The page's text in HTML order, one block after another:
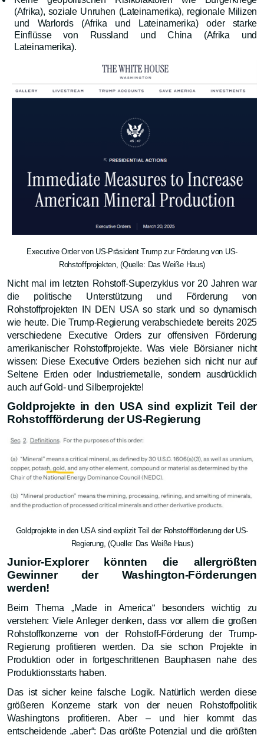
(Afrika), soziale Unruhen (Lateinamerika), regionale Milizen
und Warlords (Afrika und Lateinamerika) oder starke
Einflüsse von Russland und China (Afrika und
Lateinamerika).
Executive Order von US-Präsident Trump zur Förderung von US-
Rohstoffprojekten, (Quelle: Das Weiße Haus)
Nicht mal im letzten Rohstoff-Superzyklus vor 20 Jahren war
die politische Unterstützung und Förderung von
Rohstoffprojekten IN DEN USA so stark und so dynamisch
wie heute. Die Trump-Regierung verabschiedete bereits 2025
verschiedene Executive Orders zur offensiven Förderung
amerikanischer Rohstoffprojekte. Was viele Börsianer nicht
wissen: Diese Executive Orders beziehen sich nicht nur auf
Seltene Erden oder Industriemetalle, sondern ausdrücklich
auch auf Gold- und Silberprojekte!
Goldprojekte in den USA sind explizit Teil der
Rohstoffförderung der US-Regierung
Goldprojekte in den USA sind explizit Teil der Rohstoffförderung der US-
Regierung, (Quelle: Das Weiße Haus)
Junior-Explorer könnten die allergrößten
Gewinner der Washington-Förderungen
werden!
Beim Thema „Made in America“ besonders wichtig zu
verstehen: Viele Anleger denken, dass vor allem die großen
Rohstoffkonzerne von der Rohstoff-Förderung der Trump-
Regierung profitieren werden. Da sie schon Projekte in
Produktion oder in fortgeschrittenen Bauphasen nahe des
Produktionsstarts haben.
Das ist sicher keine falsche Logik. Natürlich werden diese
größeren Konzerne stark von der neuen Rohstoffpolitik
Washingtons profitieren. Aber – und hier kommt das
entscheidende „aber“: Das größte Potenzial und die größten